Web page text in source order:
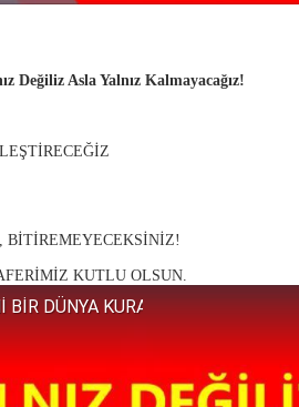
Değiliz Asla Yalnız Kalmayacağız!
BİTİREMEYECEKSİNİZ!
KUTLU OLSUN.